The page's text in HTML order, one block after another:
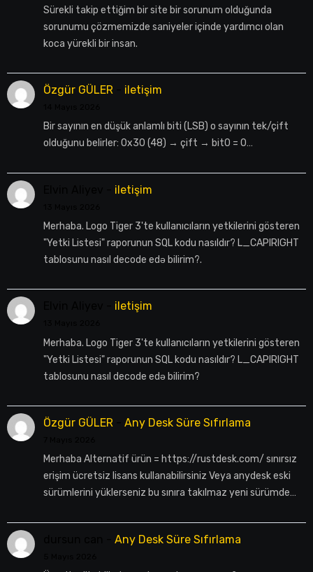
Sürekli takip ettiğim bir site bir sorunum olduğunda
sorunumu çözmemizde saniyeler içinde yardımcı olan
koca yürekli bir insan.
Özgür GÜLER- iletişim
Bir sayının en düşük anlamlı biti (LSB) o sayının tek/çift
olduğunu belirler: 0x30 (48) → çift → bit0 = 0…
iletişim
Merhaba. Logo Tiger 3'te kullanıcıların yetkilerini gösteren
"Yetki Listesi" raporunun SQL kodu nasıldır? L_CAPIRIGHT
tablosunu nasıl decode edə bilirim?.
iletişim
Merhaba. Logo Tiger 3'te kullanıcıların yetkilerini gösteren
"Yetki Listesi" raporunun SQL kodu nasıldır? L_CAPIRIGHT
tablosunu nasıl decode edə bilirim?
Özgür GÜLER- Any Desk Süre Sıfırlama
Merhaba Alternatif ürün = https://rustdesk.com/ sınırsız
erişim ücretsiz lisans kullanabilirsiniz Veya anydesk eski
sürümlerini yüklerseniz bu sınıra takılmaz yeni sürümde…
Any Desk Süre Sıfırlama